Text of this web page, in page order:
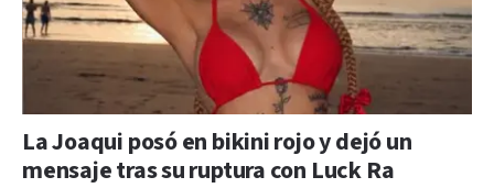
La Joaqui posó en bikini rojo y dejó un
mensaje tras su ruptura con Luck Ra